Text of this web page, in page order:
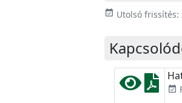
event_available Utolsó frissítés:
event_available